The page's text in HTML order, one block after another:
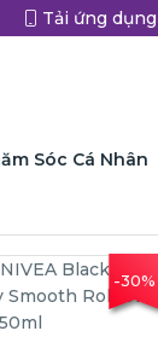
Tải ứng dụng
Sóc Cá Nhân
-30%